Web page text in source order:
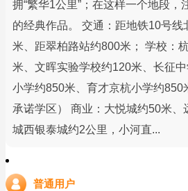
拥“繁华1公里”；在这样一个地段，
的经典作品。 交通：距地铁10号线
米、距翠柏路站约800米； 学校：
米、文晖实验学校约120米、长征
小学约850米、育才京杭小学约850
承诺学区） 商业：大悦城约50米、
城西银泰城约2公里，小河直...
普通用户